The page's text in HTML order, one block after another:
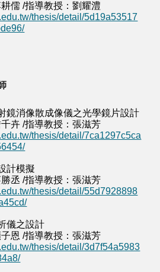
儒 /指導教授：劉耀澧
thesis/detail/5d19a53517
鏡消像散成像儀之光學鏡片設計
卉 /指導教授：張滋芳
thesis/detail/7ca1297c5ca
計模擬
丞 /指導教授：張滋芳
thesis/detail/55d7928898
儀之設計
恩 /指導教授：張滋芳
thesis/detail/3d7f54a5983